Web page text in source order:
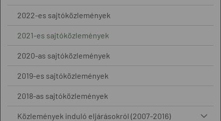
2022-es sajtóközlemények
2021-es sajtóközlemények
2020-as sajtóközlemények
2019-es sajtóközlemények
2018-as sajtóközlemények
Közlemények induló eljárásokról (2007-2016)